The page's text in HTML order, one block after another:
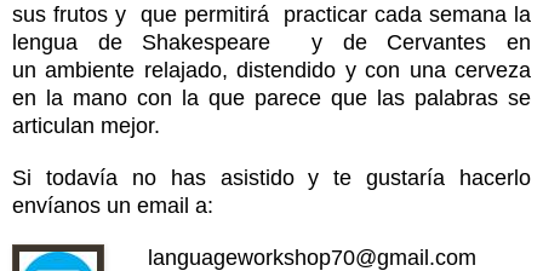
sus frutos y que permitirá
practicar cada semana la
lengua de Shakespeare y de Cervantes en
un ambiente relajado, distendido y con una cerveza
en la mano con la que parece que las palabras se
articulan mejor.
Si todavía no has asistido y te gustaría hacerlo
envíanos un email a:
languageworkshop70@gmail.com